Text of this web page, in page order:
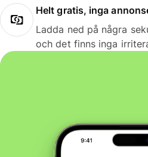
Helt gratis, inga
Ladda ned på några
och det finns inga